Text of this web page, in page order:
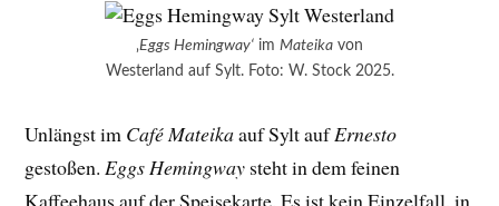
‚Eggs Hemingway‘ im Mateika von
Westerland auf Sylt. Foto: W. Stock 2025.
Unlängst im Café Mateikaauf Sylt aufErnesto
gestoßen.Eggs Hemingway steht in dem feinen